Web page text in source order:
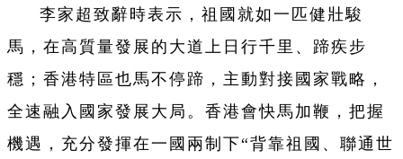
李家超致辭時表示，祖國就如一匹健壯駿
馬，在高質量發展的大道上日行千里、蹄疾步
穩；香港特區也馬不停蹄，主動對接國家戰略，
全速融入國家發展大局。香港會快馬加鞭，把握
機遇，充分發揮在一國兩制下“背靠祖國、聯通世